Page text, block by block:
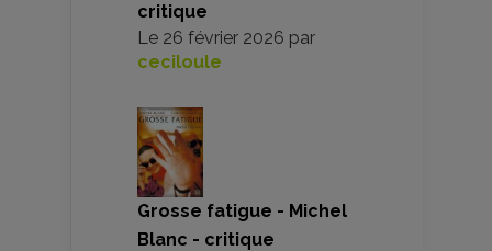
critique
Le 26 février 2026 par
ceciloule
Grosse fatigue - Michel
Blanc - critique